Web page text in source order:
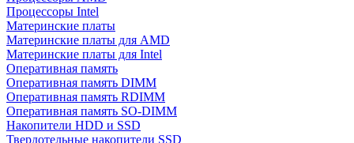
Процессоры Intel
Материнские платы
Материнские платы для AMD
Материнские платы для Intel
Оперативная память
Оперативная память DIMM
Оперативная память RDIMM
Оперативная память SO-DIMM
Накопители HDD и SSD
Твердотельные накопители SSD